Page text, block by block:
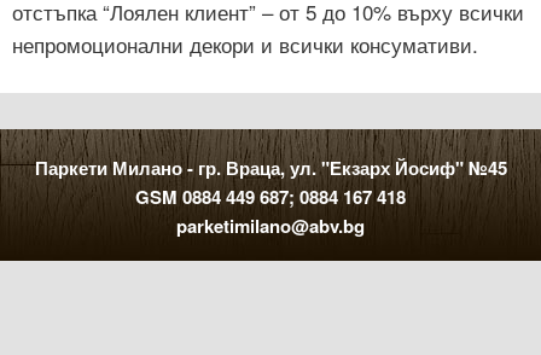
отстъпка “Лоялен клиент” – от 5 до 10% върху всички
непромоционални декори и всички консумативи.
Паркети Милано - гр. Враца, ул. "Екзарх Йосиф" №45
GSM 0884 449 687; 0884 167 418
parketimilano@abv.bg